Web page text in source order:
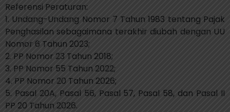
Referensi Peraturan:
1. Undang-Undang Nomor 7 Tahun 1983 tentang Pajak
Penghasilan sebagaimana terakhir diubah dengan UU
Nomor 6 Tahun 2023;
2. PP Nomor 23 Tahun 2018;
3. PP Nomor 55 Tahun 2022;
4. PP Nomor 20 Tahun 2026;
5. Pasal 20A, Pasal 56, Pasal 57, Pasal 58, dan Pasal II
PP 20 Tahun 2026.